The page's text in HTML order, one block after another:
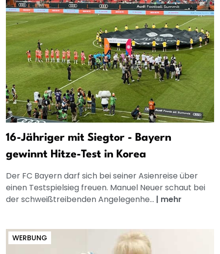
16-Jähriger mit Siegtor - Bayern
gewinnt Hitze-Test in Korea
Der FC Bayern darf sich bei seiner Asienreise über
einen Testspielsieg freuen. Manuel Neuer schaut bei
der schweißtreibenden Angelegenhe... | mehr
WERBUNG